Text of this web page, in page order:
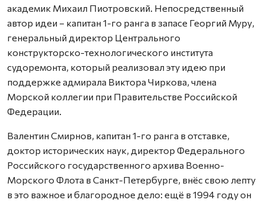
академик Михаил Пиотровский. Непосредственный
автор идеи – капитан 1-го ранга в запасе Георгий Муру,
генеральный директор Центрального
конструкторско-технологического института
судоремонта, который реализовал эту идею при
поддержке адмирала Виктора Чиркова, члена
Морской коллегии при Правительстве Российской
Федерации.
Валентин Смирнов, капитан 1-го ранга в отставке,
доктор исторических наук, директор Федерального
Российского государственного архива Военно-
Морского Флота в Санкт-Петербурге, внёс свою лепту
в это важное и благородное дело: ещё в 1994 году он